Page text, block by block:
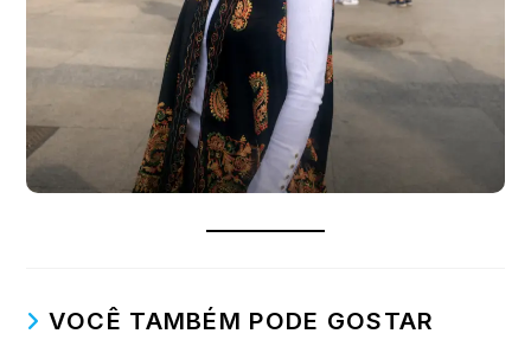
VOCÊ TAMBÉM PODE GOSTAR